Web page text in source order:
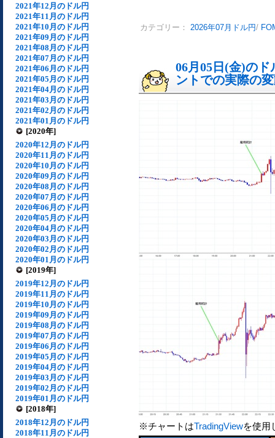
2021年12月のドル円
2021年11月のドル円
2021年10月のドル円
2021年09月のドル円
2021年08月のドル円
2021年07月のドル円
2021年06月のドル円
2021年05月のドル円
2021年04月のドル円
2021年03月のドル円
2021年02月のドル円
2021年01月のドル円
[2020年]
2020年12月のドル円
2020年11月のドル円
2020年10月のドル円
2020年09月のドル円
2020年08月のドル円
2020年07月のドル円
2020年06月のドル円
2020年05月のドル円
2020年04月のドル円
2020年03月のドル円
2020年02月のドル円
2020年01月のドル円
[2019年]
2019年12月のドル円
2019年11月のドル円
2019年10月のドル円
2019年09月のドル円
2019年08月のドル円
2019年07月のドル円
2019年06月のドル円
2019年05月のドル円
2019年04月のドル円
2019年03月のドル円
2019年02月のドル円
2019年01月のドル円
[2018年]
2018年12月のドル円
2018年11月のドル円
カテゴリー： 2026年07月ドル円/
06月05日(金)の
ントでの実際の
※チャートはTradingViewを使用